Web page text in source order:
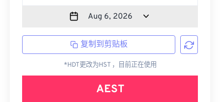
复制到剪贴板
*HDT更改为HST ，目前正在使用
AEST